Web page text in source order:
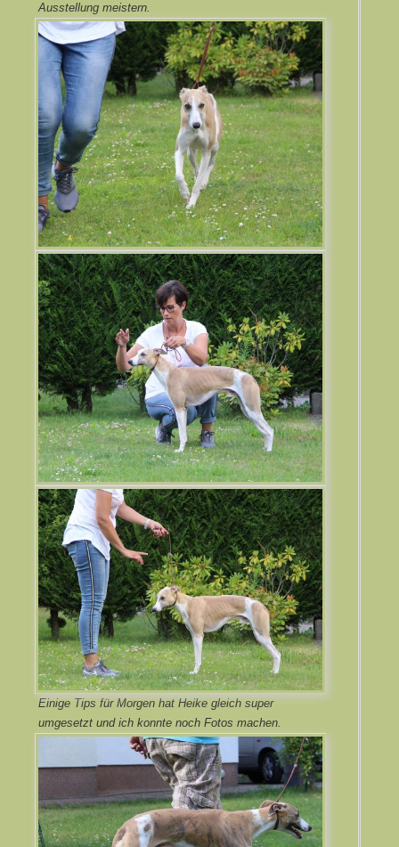
Ausstellung meistern.
Einige Tips für Morgen hat Heike gleich super
umgesetzt und ich konnte noch Fotos machen.